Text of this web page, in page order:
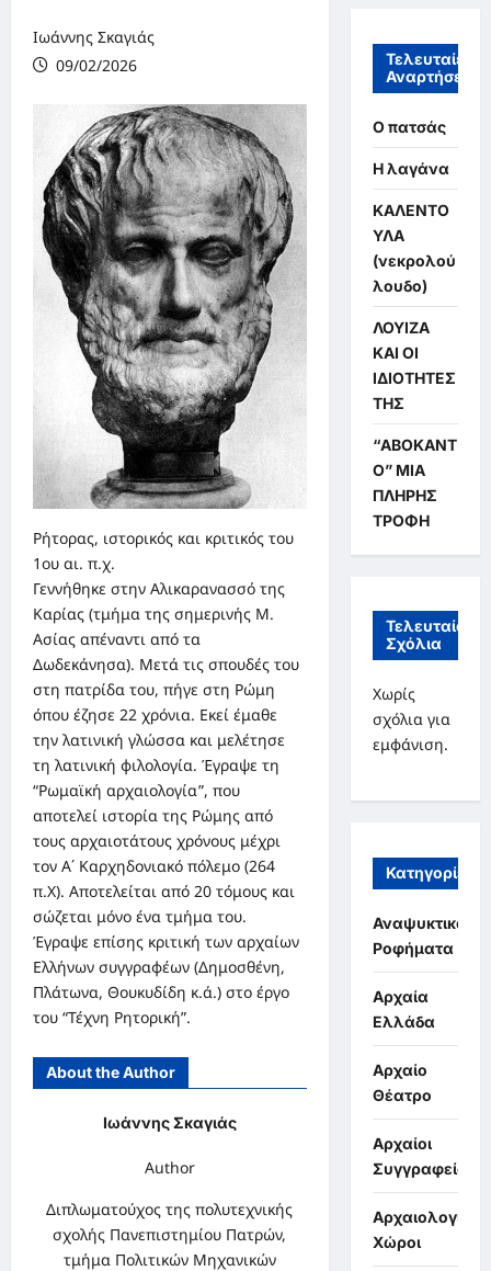
Ιωάννης Σκαγιάς
09/02/2026
Ρήτορας, ιστορικός και κριτικός του
1ου αι. π.χ.
Γεννήθηκε στην Αλικαρανασσό της
Καρίας (τμήμα της σημερινής Μ.
Ασίας απέναντι από τα
Δωδεκάνησα). Μετά τις σπουδές του
στη πατρίδα του, πήγε στη Ρώμη
όπου έζησε 22 χρόνια. Εκεί έμαθε
την λατινική γλώσσα και μελέτησε
τη λατινική φιλολογία. Έγραψε τη
“Ρωμαϊκή αρχαιολογία”, που
αποτελεί ιστορία της Ρώμης από
τους αρχαιοτάτους χρόνους μέχρι
τον Α΄ Καρχηδονιακό πόλεμο (264
π.Χ). Αποτελείται από 20 τόμους και
σώζεται μόνο ένα τμήμα του.
Έγραψε επίσης κριτική των αρχαίων
Ελλήνων συγγραφέων (Δημοσθένη,
Πλάτωνα, Θουκυδίδη κ.ά.) στο έργο
του “Τέχνη Ρητορική”.
About the Author
Ιωάννης Σκαγιάς
Author
Διπλωματούχος της πολυτεχνικής
σχολής Πανεπιστημίου Πατρών,
τμήμα Πολιτικών Μηχανικών
Τελευταίες
Αναρτήσεις
Ο πατσάς
Η λαγάνα
ΚΑΛΕΝΤΟ
ΥΛΑ
(νεκρολού
λουδο)
ΛΟΥΙΖΑ
ΚΑΙ ΟΙ
ΙΔΙΟΤΗΤΕΣ
ΤΗΣ
“ΑΒΟΚΑΝΤ
Ο” ΜΙΑ
ΠΛΗΡΗΣ
ΤΡΟΦΗ
Τελευταία
Σχόλια
Χωρίς
σχόλια για
εμφάνιση.
Κατηγορίες
Αναψυκτικά,
Ροφήματα
Αρχαία
Ελλάδα
Αρχαίο
Θέατρο
Αρχαίοι
Συγγραφείς
Αρχαιολογικοί
Χώροι